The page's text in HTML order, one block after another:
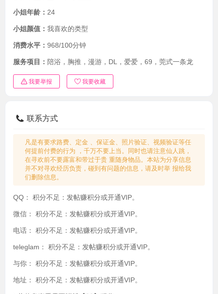
小姐年龄： 24
小姐颜值： 我喜欢的类型
消费水平： 968/100分钟
服务项目： 陪浴，胸推，漫游，DL，爱爱，69，莞式一条龙
我要举报 我要收藏
联系方式
凡是有要求路费、定金 、保证金、照片验证、视频验证等任
何提前付费的行为 ，千万不要上当。同时也请注意仙人跳，
在寻欢前不要露富和带过于贵 重随身物品。本站为分享信息
并不对寻欢经历负责，碰到有问题的信息，请及时举 报给我
们删除信息。
QQ： 积分不足：发帖赚积分或开通VIP。
微信： 积分不足：发帖赚积分或开通VIP。
电话： 积分不足：发帖赚积分或开通VIP。
teleglam： 积分不足：发帖赚积分或开通VIP。
与你： 积分不足：发帖赚积分或开通VIP。
地址： 积分不足：发帖赚积分或开通VIP。